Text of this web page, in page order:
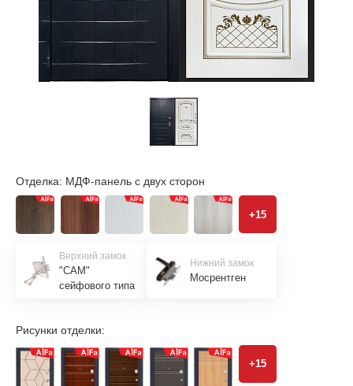
Отделка: МДФ-панель с двух сторон
+15
Верхний замок
"САМ"
сейфового типа
Нижний замок
Мосрентген
Рисунки отделки:
+15